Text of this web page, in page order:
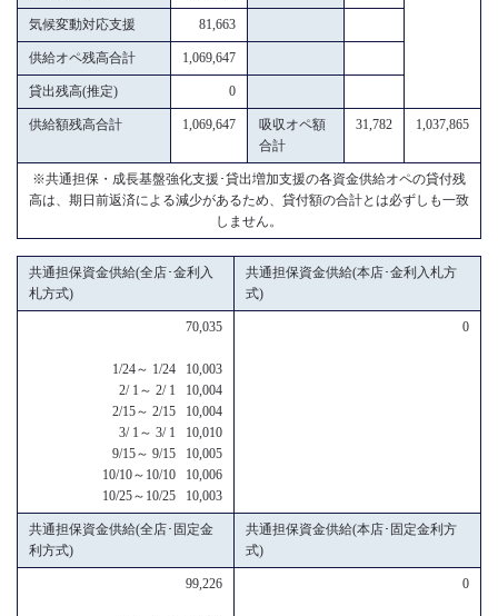
気候変動対応支援 81,663
供給オペ残高合計 1,069,647
貸出残高(推定) 0
供給額残高合計 1,069,647
吸収オペ額
合計
31,782 1,037,865
※共通担保・成長基盤強化支援･貸出増加支援の各資金供給オペの貸付残
高は、期日前返済による減少があるため、貸付額の合計とは必ずしも一致
しません。
共通担保資金供給(全店･金利入
札方式)
共通担保資金供給(本店･金利入札方
式)
70,035
1/24～ 1/24 10,003
2/ 1～ 2/ 1 10,004
2/15～ 2/15 10,004
3/ 1～ 3/ 1 10,010
9/15～ 9/15 10,005
10/10～10/10 10,006
10/25～10/25 10,003
0
共通担保資金供給(全店･固定金
利方式)
共通担保資金供給(本店･固定金利方
式)
99,226 0